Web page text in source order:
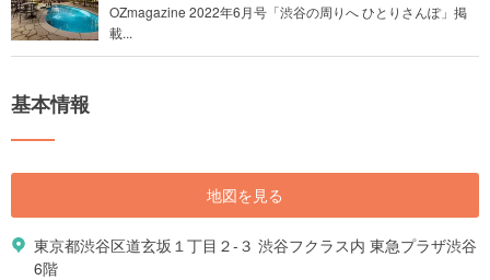
OZmagazine 2022年6月号「渋谷の周りへ ひとりさんぽ」掲
載...
基本情報
地図を見る
東京都渋谷区道玄坂１丁目２-３ 渋谷フクラス内 東急プラザ渋谷
6階